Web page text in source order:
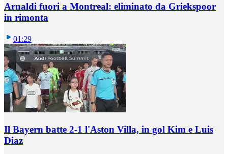
Arnaldi fuori a Montreal: eliminato da Griekspoor
in rimonta
01:29
Il Bayern batte 2-1 l'Aston Villa, in gol Kim e Luis
Diaz